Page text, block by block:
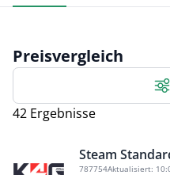
Preisvergleich
42 Ergebnisse
Steam
787754Aktualisiert: